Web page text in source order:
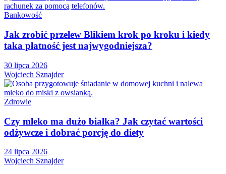
Bankowość
Jak zrobić przelew Blikiem krok po kroku i kiedy
taka płatność jest najwygodniejsza?
30 lipca 2026
Wojciech Sznajder
Zdrowie
Czy mleko ma dużo białka? Jak czytać wartości
odżywcze i dobrać porcję do diety
24 lipca 2026
Wojciech Sznajder